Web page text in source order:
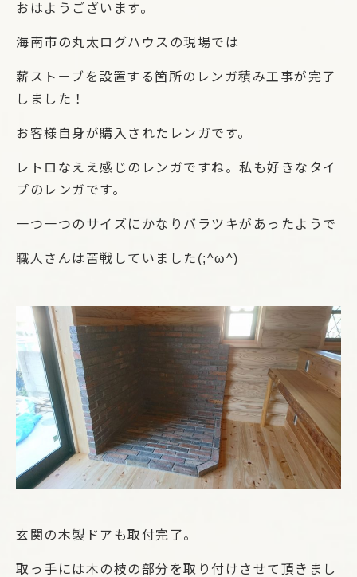
おはようございます。
海南市の丸太ログハウスの現場では
薪ストーブを設置する箇所のレンガ積み工事が完了
しました！
お客様自身が購入されたレンガです。
レトロなええ感じのレンガですね。私も好きなタイ
プのレンガです。
一つ一つのサイズにかなりバラツキがあったようで
職人さんは苦戦していました(;^ω^)
玄関の木製ドアも取付完了。
取っ手には木の枝の部分を取り付けさせて頂きまし